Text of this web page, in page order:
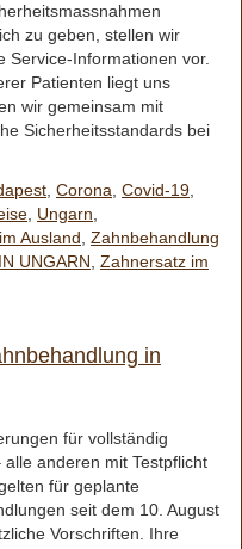
zu geben, stellen wir
Service-Informationen vor.
Patienten liegt uns
wir gemeinsam mit
Sicherheitsstandards bei
Corona Covid-19
Ungarn
Ausland Zahnbehandlung
UNGARN Zahnersatz im
in
für vollständig
alle anderen mit Testpflicht
für geplante
seit dem 10. August
Vorschriften. Ihre